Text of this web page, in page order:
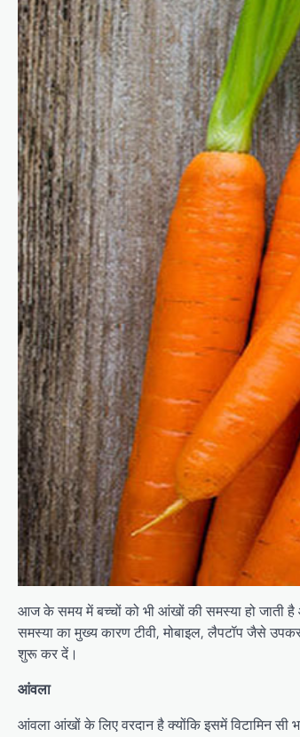
आज के समय में बच्चों को भी आंखों की समस्या हो जाती है
समस्या का मुख्य कारण टीवी, मोबाइल, लैपटॉप जैसे
शुरू कर दें।
आंवला
आंवला आंखों के लिए वरदान है क्योंकि इसमें विटामिन